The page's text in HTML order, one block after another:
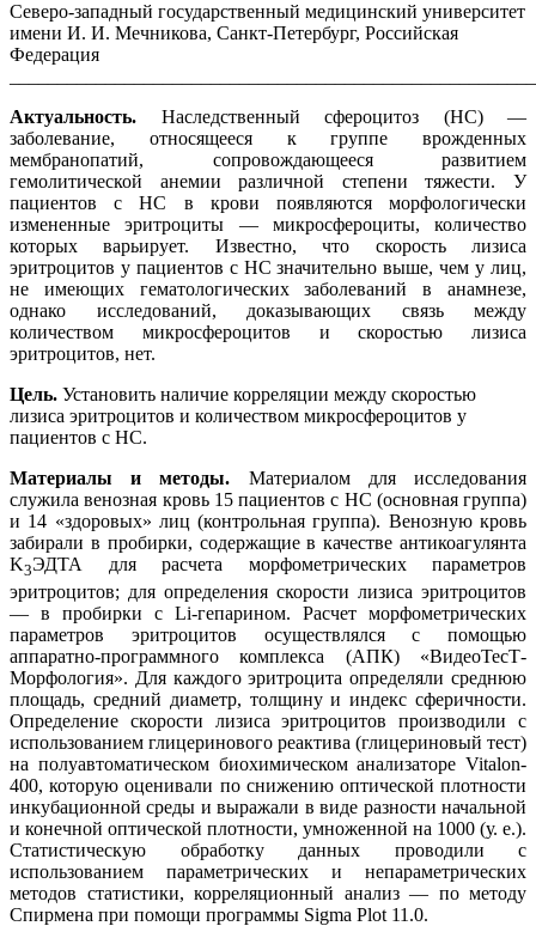
Северо-западный государственный медицинский университет
имени И. И. Мечникова, Санкт-Петербург, Российская
Федерация
Актуальность. Наследственный сфероцитоз (НС) —
заболевание, относящееся к группе врожденных
мембранопатий, сопровождающееся развитием
гемолитической анемии различной степени тяжести. У
пациентов с НС в крови появляются морфологически
измененные эритроциты — микросфероциты, количество
которых варьирует. Известно, что скорость лизиса
эритроцитов у пациентов с НС значительно выше, чем у лиц,
не имеющих гематологических заболеваний в анамнезе,
однако исследований, доказывающих связь между
количеством микросфероцитов и скоростью лизиса
эритроцитов, нет.
Цель. Установить наличие корреляции между скоростью
лизиса эритроцитов и количеством микросфероцитов у
пациентов с НС.
Материалы и методы. Материалом для исследования
служила венозная кровь 15 пациентов с НС (основная группа)
и 14 «здоровых» лиц (контрольная группа). Венозную кровь
забирали в пробирки, содержащие в качестве антикоагулянта
K3ЭДТА для расчета морфометрических параметров
эритроцитов; для определения скорости лизиса эритроцитов
— в пробирки с Li-гепарином. Расчет морфометрических
параметров эритроцитов осуществлялся с помощью
аппаратно-программного комплекса (АПК) «ВидеоТесТ-
Морфология». Для каждого эритроцита определяли среднюю
площадь, средний диаметр, толщину и индекс сферичности.
Определение скорости лизиса эритроцитов производили с
использованием глицеринового реактива (глицериновый тест)
на полуавтоматическом биохимическом анализаторе Vitalon-
400, которую оценивали по снижению оптической плотности
инкубационной среды и выражали в виде разности начальной
и конечной оптической плотности, умноженной на 1000 (у. е.).
Статистическую обработку данных проводили с
использованием параметрических и непараметрических
методов статистики, корреляционный анализ — по методу
Спирмена при помощи программы Sigma Plot 11.0.